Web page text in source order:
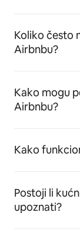
Koliko često
Airbnbu?
Kako mogu
Airbnbu?
Kako
Postoji li
upoznati?